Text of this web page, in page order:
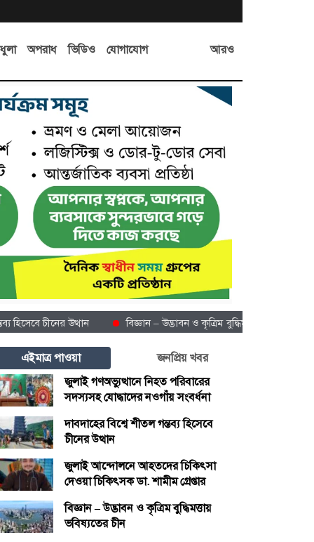
অপরাধ ভিডিও যোগাযোগ আরও
চীনের উত্থান বিজ্ঞান – উদ্ভাবন ও কৃত্রিম বুদ্ধিমত্তায় ভবিষ্যতের চীন
এইমাত্র পাওয়া
জনপ্রিয় খবর
জুলাই গণঅভ্যুত্থানে নিহত পরিবারের
সদস্যসহ যোদ্ধাদের নওগাঁয় সংবর্ধনা
দাবদাহের বিশ্বে শীতল গন্তব্য হিসেবে
চীনের উত্থান
জুলাই আন্দোলনে আহতদের চিকিৎসা
দেওয়া চিকিৎসক ডা. শামীম গ্রেপ্তার
বিজ্ঞান – উদ্ভাবন ও কৃত্রিম বুদ্ধিমত্তায়
ভবিষ্যতের চীন